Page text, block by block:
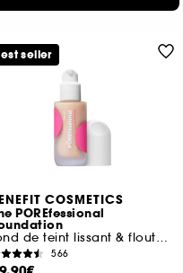
COSMETICS
POREfessional
fond de teint lissant & floutant à la niacinamide
566
seller